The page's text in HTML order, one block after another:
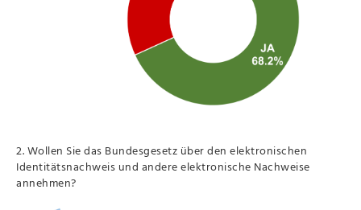
2. Wollen Sie das Bundesgesetz über den elektronischen
Identitätsnachweis und andere elektronische Nachweise
annehmen?